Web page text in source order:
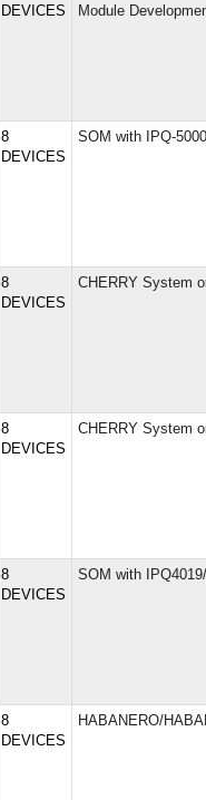
DEVICES
Module
8
DEVICES
SOM with IPQ-
8
DEVICES
CHERRY System
8
DEVICES
CHERRY System
8
DEVICES
SOM with
8
DEVICES
HABANERO/